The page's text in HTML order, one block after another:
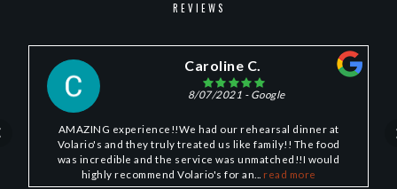
REVIEWS
Caroline C.
8/07/2021 - Google
AMAZING experience!!We had our rehearsal dinner at
Volario's and they truly treated us like family!! The food
was incredible and the service was unmatched!!I would
highly recommend Volario's for an...
read more